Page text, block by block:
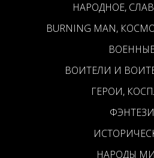
НАРОДНОЕ,
BURNING MAN,
ВОИТЕЛИ И
ГЕРОИ,
ФЭНТЕЗИ
НАРОДЫ